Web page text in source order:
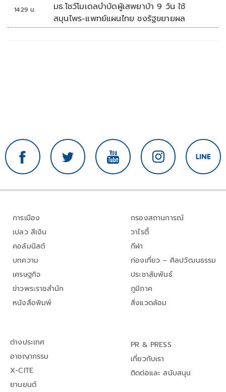
14:29 น.
มธ.โชว์โมเดลบำบัดผู้เสพยาบ้า 9 วัน ใช้
สมุนไพร-แพทย์แผนไทย ชงรัฐขยายผล
การเมือง
เปลว สีเงิน
คอลัมนิสต์
บทความ
เศรษฐกิจ
ข่าวพระราชสำนัก
หนังสือพิมพ์
กรองสถานการณ์
วาไรตี้
กีฬา
ท่องเที่ยว – ศิลปวัฒนธรรม
ประชาสัมพันธ์
ภูมิภาค
สิ่งแวดล้อม
ต่างประเทศ
อาชญากรรม
X-CITE
ยานยนต์
PR & PRESS
เกี่ยวกับเรา
ติดต่อและ สนับสนุน